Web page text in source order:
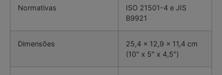
Normativas
ISO 21501-4 e JIS
B9921
Dimensões
25,4 x 12,9 x 11,4 cm
(10″ x 5″ x 4,5″)